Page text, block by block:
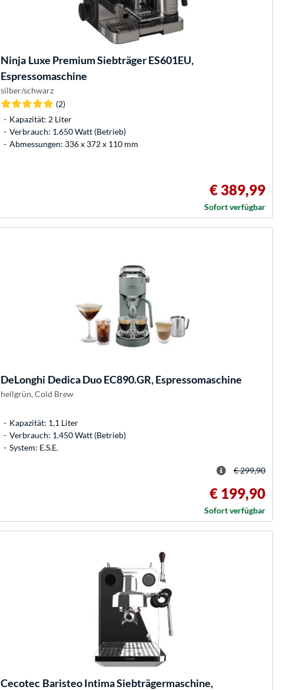
Ninja Luxe Premium Siebträger ES601EU,
Espressomaschine
silber/schwarz
(2)
Kapazität: 2 Liter
Verbrauch: 1.650 Watt (Betrieb)
Abmessungen: 336 x 372 x 110 mm
€ 389,99
Sofort verfügbar
DeLonghi Dedica Duo EC890.GR, Espressomaschine
hellgrün, Cold Brew
Kapazität: 1,1 Liter
Verbrauch: 1.450 Watt (Betrieb)
System: E.S.E.
€ 299,90
€ 199,90
Sofort verfügbar
Cecotec Baristeo Intima Siebträgermaschine,